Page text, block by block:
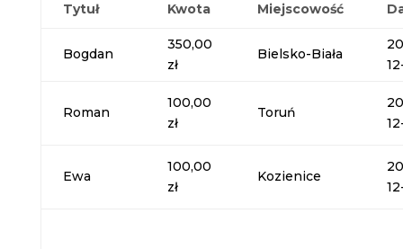
Tytuł Kwota Miejscowość
Bogdan
350,00
zł
Bielsko-Biała
Roman
100,00
zł
Toruń
Ewa
100,00
zł
Kozienice